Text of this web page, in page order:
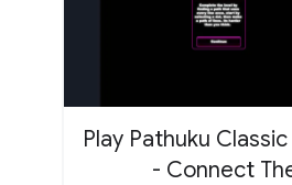
Play Pathuku
- Connect